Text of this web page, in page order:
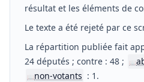
résultat et les éléments de
Le texte a été rejeté par ce
La répartition publiée fait
24 députés ; contre : 48 ;
📖
📖non-votants : 1.